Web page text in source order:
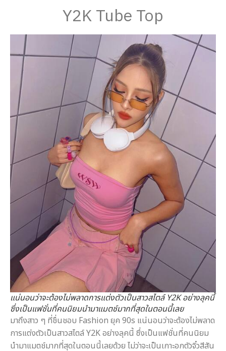
Y2K Tube Top
แน่นอนว่าจะต้องไม่พลาดการแต่งตัวเป็นสาวสไตล์ Y2K อย่างลุคนี้
ซึ่งเป็นแฟชั่นที่คนนิยมนำมาแมตช์มากที่สุดในตอนนี้เลย
มาถึงสาว ๆ ที่ชื่นชอบ Fashion ยุค 90s แน่นอนว่าจะต้องไม่พลาด
การแต่งตัวเป็นสาวสไตล์ Y2K อย่างลุคนี้ ซึ่งเป็นแฟชั่นที่คนนิยม
นำมาแมตช์มากที่สุดในตอนนี้เลยด้วย ไม่ว่าจะเป็นเกาะอกตัวจิ๋วสีสัน